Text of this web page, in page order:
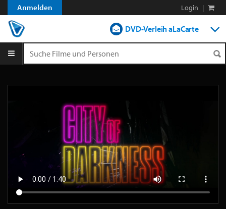
Anmelden Login |
DVD-Verleih aLaCarte
Blog